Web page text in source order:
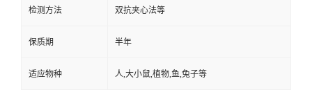
检测方法 双抗夹心法等
保质期 半年
适应物种 人,大小鼠,植物,鱼,兔子等